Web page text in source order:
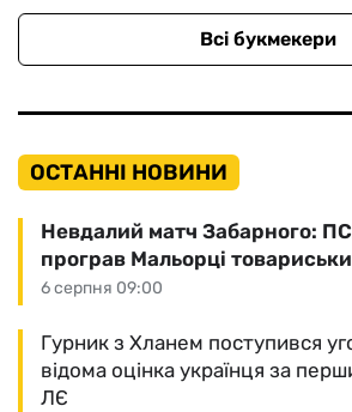
Всі букмекери
ОСТАННІ НОВИНИ
6 серпня 09:00
Невдалий матч Забарного:
програв Мальорці
Гурник з Хланем поступився
відома оцінка українця за
ЛЄ